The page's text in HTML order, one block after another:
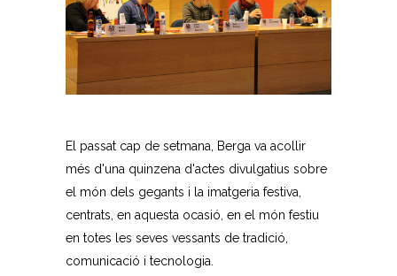
El passat cap de setmana, Berga va acollir
més d'una quinzena d'actes divulgatius sobre
el món dels gegants i la imatgeria festiva,
centrats, en aquesta ocasió, en el món festiu
en totes les seves vessants de tradició,
comunicació i tecnologia.